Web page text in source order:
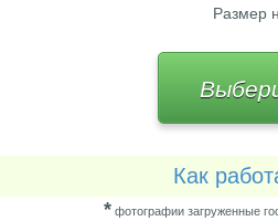
Размер
Как
* фотографии загруженные